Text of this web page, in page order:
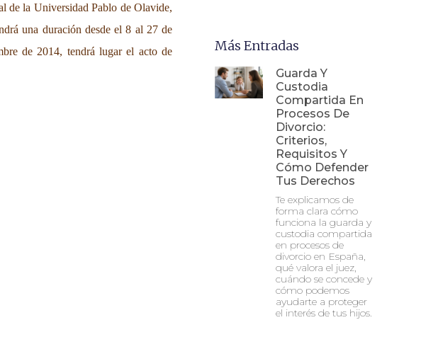
de la Universidad Pablo de Olavide,
una duración desde el 8 al 27 de
de 2014, tendrá lugar el acto de
Más Entradas
Guarda Y
Custodia
Compartida En
Procesos De
Divorcio:
Criterios,
Requisitos Y
Cómo Defender
Tus Derechos
Te explicamos de
forma clara cómo
funciona la guarda y
custodia compartida
en procesos de
divorcio en España,
qué valora el juez,
cuándo se concede y
cómo podemos
ayudarte a proteger
el interés de tus hijos.